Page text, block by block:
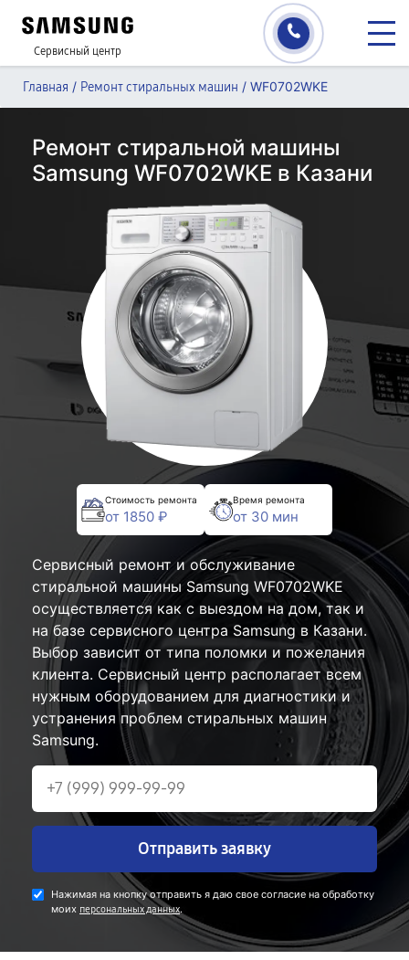
Сервисный центр
Главная / Ремонт стиральных машин / WF0702WKE
Ремонт стиральной машины
Samsung WF0702WKE в Казани
Стоимость ремонта
от 1850 ₽
Время ремонта
от 30 мин
Сервисный ремонт и обслуживание
стиральной машины Samsung WF0702WKE
осуществляется как с выездом на дом, так и
на базе сервисного центра Samsung в Казани.
Выбор зависит от типа поломки и пожелания
клиента. Сервисный центр располагает всем
нужным оборудованием для диагностики и
устранения проблем стиральных машин
Samsung.
Отправить заявку
Нажимая на кнопку отправить я даю свое согласие на обработку
моих персональных данных.